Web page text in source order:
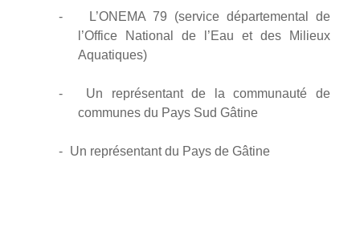
-
L’ONEMA 79 (service départemental de
l’Office National de l’Eau et des Milieux
Aquatiques)
-
Un représentant de la communauté de
communes du Pays Sud Gâtine
- Un représentant du Pays de Gâtine